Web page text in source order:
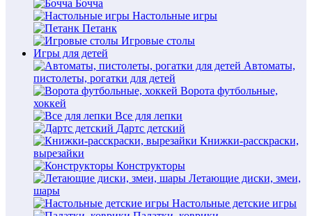
Бочча
Настольные игры
Петанк
Игровые столы
Игры для детей
Автоматы,
пистолеты, рогатки для детей
Ворота футбольные,
хоккей
Все для лепки
Дартс детский
Книжки-расскраски,
вырезайки
Конструкторы
Летающие диски, змеи,
шары
Настольные детские игры